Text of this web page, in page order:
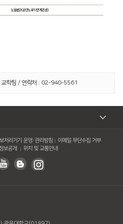
교학팀 / 연락처 : 02-940-5561
처리기기 운영・관리방침
이메일 무단수집 거부
보공개 위치 및 교통안내